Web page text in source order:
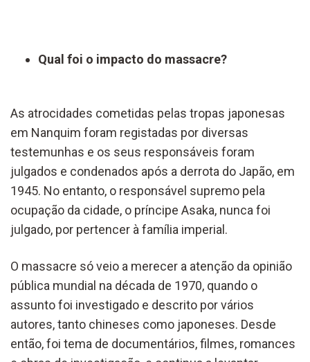
Qual foi o impacto do massacre?
As atrocidades cometidas pelas tropas japonesas
em Nanquim foram registadas por diversas
testemunhas e os seus responsáveis foram
julgados e condenados após a derrota do Japão, em
1945. No entanto, o responsável supremo pela
ocupação da cidade, o príncipe Asaka, nunca foi
julgado, por pertencer à família imperial.
O massacre só veio a merecer a atenção da opinião
pública mundial na década de 1970, quando o
assunto foi investigado e descrito por vários
autores, tanto chineses como japoneses. Desde
então, foi tema de documentários, filmes, romances